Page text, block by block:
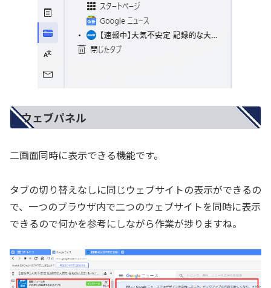
ウェブパネル
二画面同時に表示できる機能です。
タブの切り替えなしに同じウェブサイトの表示ができるの
で、一つのブラウザ内で二つのウェブサイトを同時に表示
できるので何かを参考にしながら作業が捗りますね。